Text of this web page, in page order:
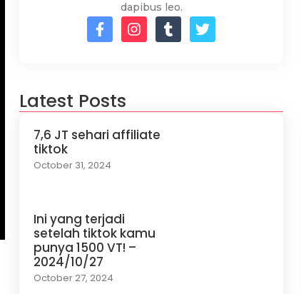
dapibus leo.
Latest Posts
7,6 JT sehari affiliate
tiktok
October 31, 2024
Ini yang terjadi
setelah tiktok kamu
punya 1500 VT! –
2024/10/27
October 27, 2024